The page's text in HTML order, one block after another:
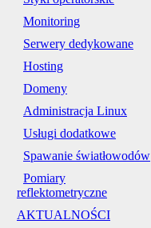
Monitoring
Serwery dedykowane
Hosting
Domeny
Administracja Linux
Usługi dodatkowe
Spawanie światłowodów
Pomiary
reflektometryczne
AKTUALNOŚCI